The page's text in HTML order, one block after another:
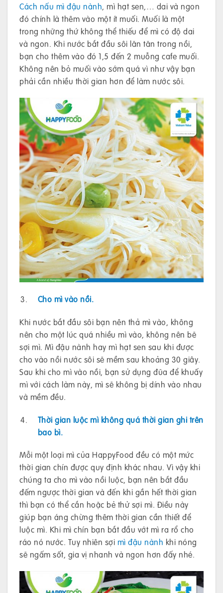
Cách nấu mì đậu nành, mì hạt sen,… dai và ngon
đó chính là thêm vào một ít muối. Muối là một
trong những thứ không thể thiếu để mì có độ dai
và ngon. Khi nước bắt đầu sôi lăn tăn trong nồi,
bạn cho thêm vào đó 1,5 đến 2 muỗng cafe muối.
Không nên bỏ muối vào sớm quá vì như vậy bạn
phải cần nhiều thời gian hơn để làm nước sôi.
Cho mì vào nồi.
Khi nước bắt đầu sôi bạn nên thả mì vào, không
nên cho một lúc quá nhiều mì vào, không nên bẽ
sợi mì. Mì đậu nành hay mì hạt sen sau khi được
cho vào nồi nước sôi sẽ mềm sau khoảng 30 giây.
Sau khi cho mì vào nồi, bạn sử dụng đũa để khuấy
mì với cách làm này, mì sẽ không bị dính vào nhau
và mềm đều.
Thời gian luộc mì không quá thời gian ghi trên
bao bì.
Mỗi một loại mì của HappyFood đều có một mức
thời gian chín được quy định khác nhau. Vì vậy khi
chúng ta cho mì vào nồi luộc, bạn nên bắt đầu
đếm ngược thời gian và đến khi gần hết thời gian
thì bạn có thể cắn hoặc bẻ thử sợi mì. Điều này
giúp bạn áng chừng thêm thời gian cần thiết để
luộc mì. Khi mì chín bạn bắt đầu vớt mì ra rổ cho
ráo nó nước. Tuy nhiên sợi mì đậu nành khi nóng
sẽ ngấm sốt, gia vị nhanh và ngon hơn đấy nhé.